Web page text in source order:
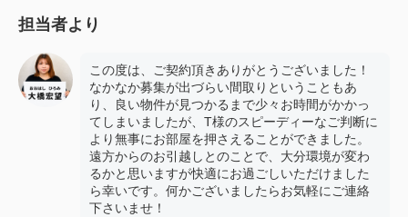
担当者より
この度は、ご契約頂きありがとうございました！
なかなか募集が出づらい間取りということもあ
り、良い物件が見つかるまで少々お時間がかかっ
てしまいましたが、T様のスピーディーなご判断に
より無事にお部屋を押さえることができました。
遠方からのお引越しとのことで、大分環境が変わ
るかと思いますが快適にお過ごしいただけました
ら幸いです。何かございましたらお気軽にご連絡
下さいませ！